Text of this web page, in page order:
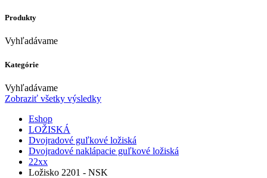
Produkty
Vyhľadávame
Kategórie
Vyhľadávame
Zobraziť všetky výsledky
Eshop
LOŽISKÁ
Dvojradové guľkové ložiská
Dvojradové naklápacie guľkové ložiská
22xx
Ložisko 2201 - NSK